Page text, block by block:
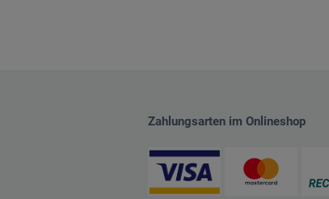
Zahlungsarten im Onlineshop